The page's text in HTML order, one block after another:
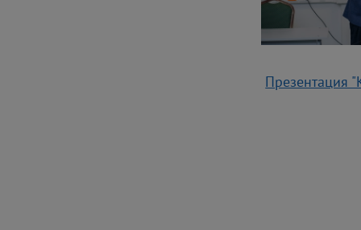
Презентация